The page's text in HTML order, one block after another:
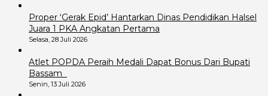
Proper ‘Gerak Epid’ Hantarkan Dinas Pendidikan Halsel
Juara 1 PKA Angkatan Pertama
Selasa, 28 Juli 2026
Atlet POPDA Peraih Medali Dapat Bonus Dari Bupati
Bassam
Senin, 13 Juli 2026